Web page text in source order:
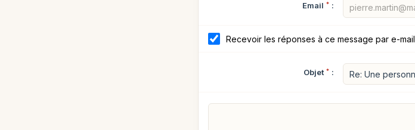
Email * :
Recevoir les réponses à ce message par e-mail
Objet * :